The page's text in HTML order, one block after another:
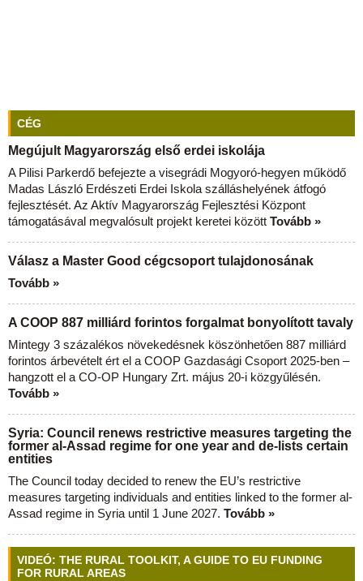
CÉG
Megújult Magyarország első erdei iskolája
A Pilisi Parkerdő befejezte a visegrádi Mogyoró-hegyen működő
Madas László Erdészeti Erdei Iskola szálláshelyének átfogó
fejlesztését. Az Aktív Magyarország Fejlesztési Központ
támogatásával megvalósult projekt keretei között Tovább »
Válasz a Master Good cégcsoport tulajdonosának
Tovább »
A COOP 887 milliárd forintos forgalmat bonyolított tavaly
Mintegy 3 százalékos növekedésnek köszönhetően 887 milliárd
forintos árbevételt ért el a COOP Gazdasági Csoport 2025-ben –
hangzott el a CO-OP Hungary Zrt. május 20-i közgyűlésén.
Tovább »
Syria: Council renews restrictive measures targeting the
former al-Assad regime for one year and de-lists certain
entities
The Council today decided to renew the EU’s restrictive
measures targeting individuals and entities linked to the former al-
Assad regime in Syria until 1 June 2027. Tovább »
VIDEÓ: THE RURAL TOOLKIT, A GUIDE TO EU FUNDING
FOR RURAL AREAS